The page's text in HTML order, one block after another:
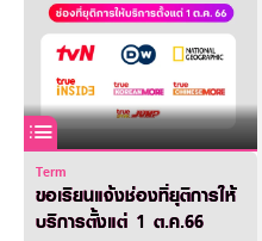
Term
ขอเรียนแจ้งช่องที่ยุติการให้
บริการตั้งแต่ 1 ต.ค.66